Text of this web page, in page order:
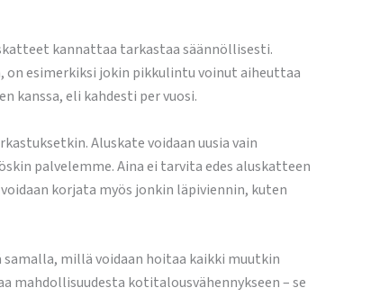
kannattaa tarkastaa säännöllisesti.
esimerkiksi jokin pikkulintu voinut aiheuttaa
kanssa, eli kahdesti per vuosi.
Aluskate voidaan uusia vain
palvelemme. Aina ei tarvita edes aluskatteen
korjata myös jonkin läpiviennin, kuten
millä voidaan hoitaa kaikki muutkin
kotitalousvähennykseen – se